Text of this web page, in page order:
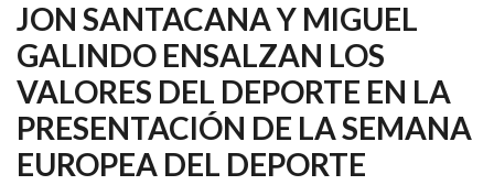
A
LA
NAVEGACIÓN
JON SANTACANA Y MIGUEL
GALINDO ENSALZAN LOS
VALORES DEL DEPORTE EN LA
PRESENTACIÓN DE LA SEMANA
EUROPEA DEL DEPORTE